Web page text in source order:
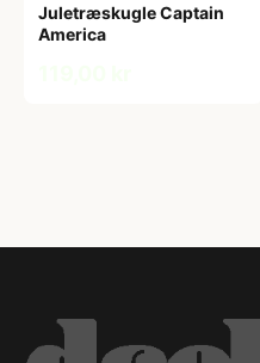
Juletræskugle Captain
America